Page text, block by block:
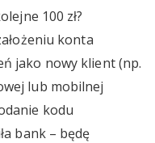
100 zł?
konta
jako nowy klient (np.
lub mobilnej
kodu
bank – będę